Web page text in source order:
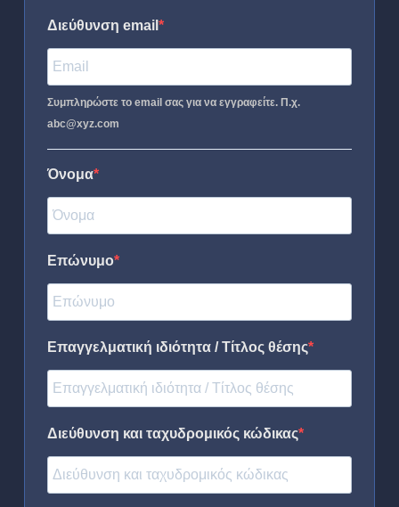
Διεύθυνση email
Συμπληρώστε το email σας για να εγγραφείτε. Π.χ.
abc@xyz.com
Όνομα
Επώνυμο
Επαγγελματική ιδιότητα / Τίτλος θέσης
Διεύθυνση και ταχυδρομικός κώδικας